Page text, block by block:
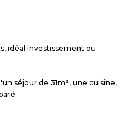
idéal investissement ou
séjour de 31m², une cuisine,